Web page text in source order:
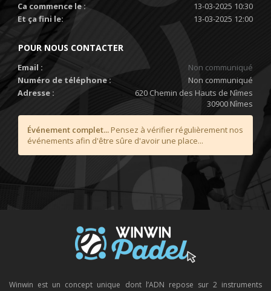
Ca commence le :
13-03-2025 10:30
Et ça fini le:
13-03-2025 12:00
POUR NOUS CONTACTER
Email :
Non communiqué
Numéro de téléphone :
Non communiqué
Adresse :
620 Chemin des Hauts de Nîmes
30900 Nîmes
Événement complet... Pensez à vérifier régulièrement nos
événements afin d'être sûre d'avoir une place...
Winwin est un concept unique dont l’ADN repose sur 2 instruments